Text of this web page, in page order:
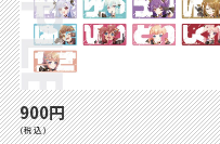
900円
(税込)